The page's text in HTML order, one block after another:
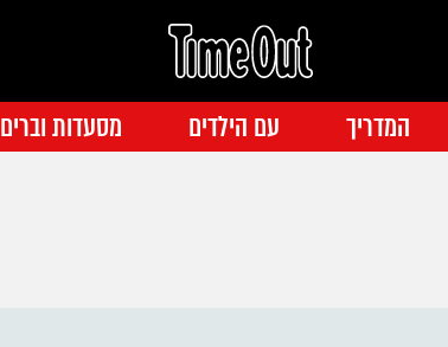
המדריך עם הילדים מסעדות וברים